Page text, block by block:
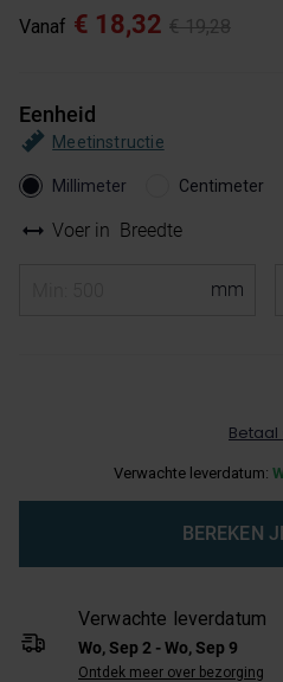
Vanaf € 19,28
€ 18,32
Eenheid
Meetinstructie
Millimeter Centimeter
Voer in Breedte
Betaal
Verwachte leverdatum:
BEREKEN
Verwachte leverdatum
Wo, Sep 2 - Wo, Sep 9
Ontdek meer over bezorging